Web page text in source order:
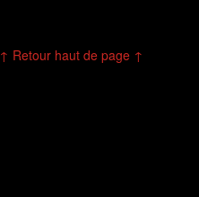
↑ Retour haut de page ↑